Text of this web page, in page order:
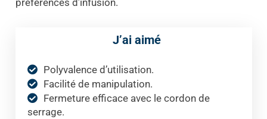
préférences d’infusion.
J’ai aimé
Polyvalence d’utilisation.
Facilité de manipulation.
Fermeture efficace avec le cordon de
serrage.